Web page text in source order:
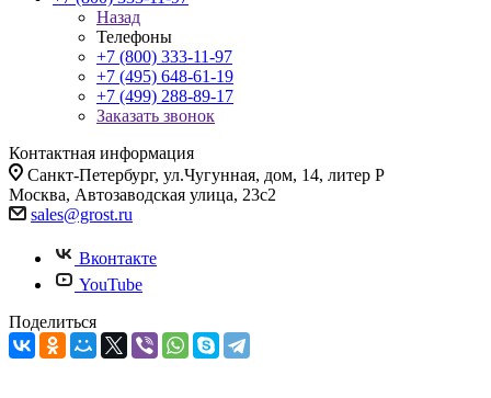
Назад
Телефоны
+7 (800) 333-11-97
+7 (495) 648-61-19
+7 (499) 288-89-17
Заказать звонок
Контактная информация
Санкт-Петербург, ул.Чугунная, дом, 14, литер Р
Москва, Автозаводская улица, 23с2
sales@grost.ru
Вконтакте
YouTube
Поделиться